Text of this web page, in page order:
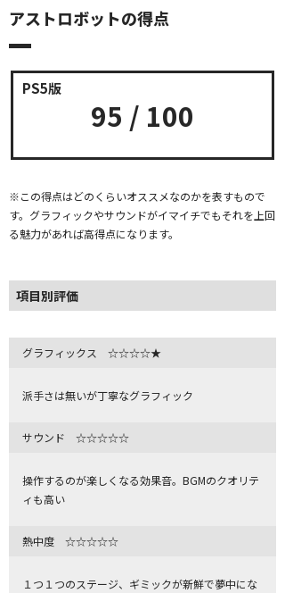
アストロボットの得点
95 / 100
※この得点はどのくらいオススメなのかを表すもので
す。グラフィックやサウンドがイマイチでもそれを上回
る魅力があれば高得点になります。
項目別評価
グラフィックス ☆☆☆☆★
派手さは無いが丁寧なグラフィック
サウンド ☆☆☆☆☆
操作するのが楽しくなる効果音。BGMのクオリテ
ィも高い
熱中度 ☆☆☆☆☆
１つ１つのステージ、ギミックが新鮮で夢中にな